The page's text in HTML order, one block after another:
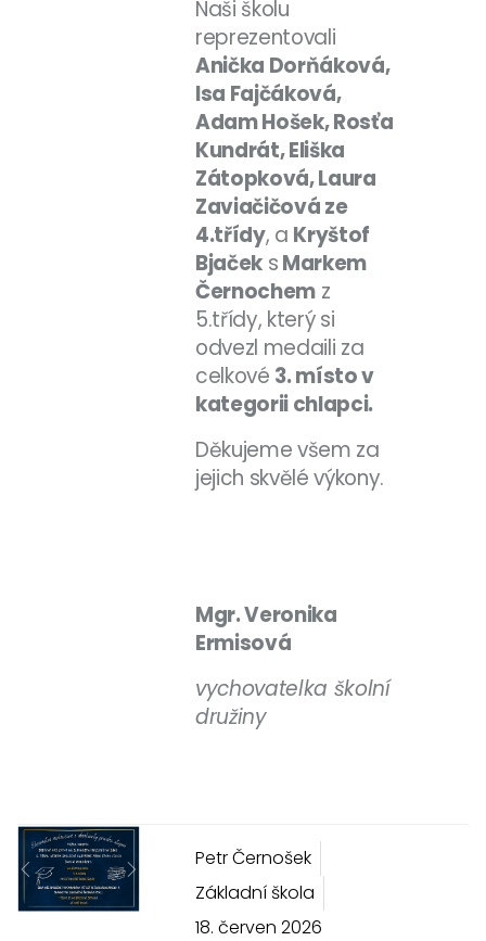
Naši školu
reprezentovali
Anička Dorňáková,
Isa Fajčáková,
Adam Hošek, Rosťa
Kundrát, Eliška
Zátopková, Laura
Zaviačičová ze
4.třídy, a Kryštof
BjačeksMarkem
Černochemz
5.třídy, který si
odvezl medaili za
celkové 3. místo v
kategorii chlapci.
Děkujeme všem za
jejich skvělé výkony.
Mgr. Veronika
Ermisová
vychovatelka školní
družiny
Previous Next
Petr Černošek
Základní škola
18. červen 2026